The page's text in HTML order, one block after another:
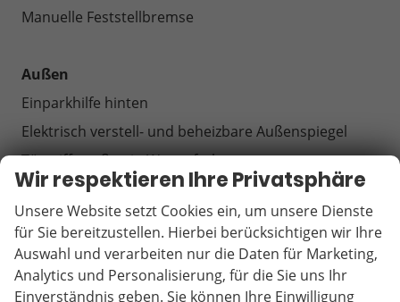
Manuelle Feststellbremse
Außen
Einparkhilfe hinten
Elektrisch verstell- und beheizbare Außenspiegel
Türgriffe außen in Wagenfarbe
Seitenfensterleisten schwarz
Außenspiegelgehäuse in Hochglanzschwarz
Stoßfänger vorn und hinten in Wagenfarbe
Manuell anklappbare Außenspiegel
Wir respektieren Ihre Privatsphäre
Unsere Website setzt Cookies ein, um unsere Dienste
für Sie bereitzustellen. Hierbei berücksichtigen wir Ihre
Auswahl und verarbeiten nur die Daten für Marketing,
Analytics und Personalisierung, für die Sie uns Ihr
Einverständnis geben. Sie können Ihre Einwilligung